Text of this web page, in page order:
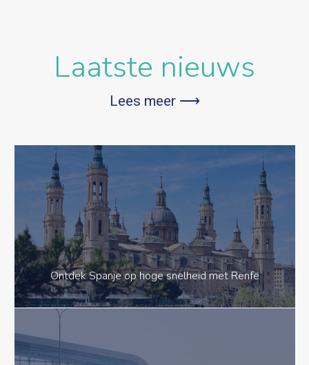
Laatste nieuws
Lees meer ⟶
Ontdek Spanje op hoge snelheid met Renfe